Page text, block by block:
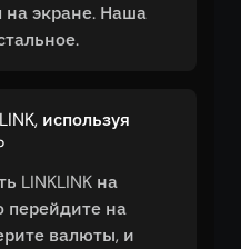
на экране. Наша
используя
LINKLINK на
перейдите на
валюты, и